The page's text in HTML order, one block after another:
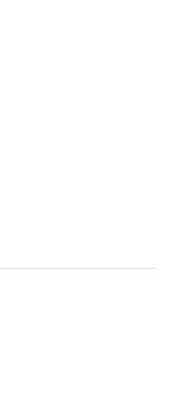
令等により例
扱います。
め
・サービスの
険及びこれら
・金融商品の